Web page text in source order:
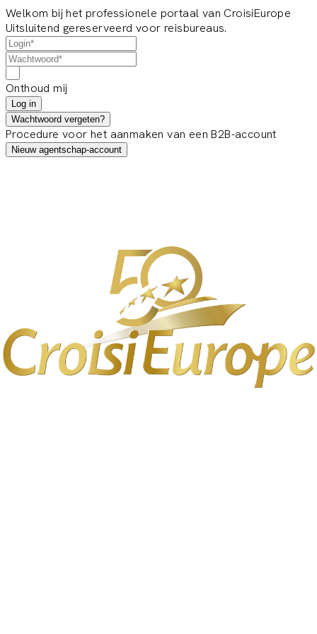
Welkom bij het professionele portaal van CroisiEurope
Uitsluitend gereserveerd voor reisbureaus.
Onthoud mij
Log in
Wachtwoord vergeten?
Procedure voor het aanmaken van een B2B-account
Nieuw agentschap-account